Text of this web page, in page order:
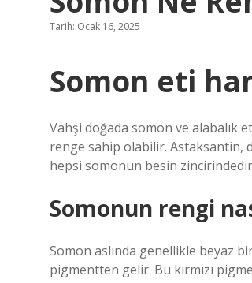
Tarih: Ocak 16, 2025
Somon eti
Vahşi doğada somon ve alabalık
renge sahip olabilir. Astaksantin,
hepsi somonun besin
Somonun rengi
Somon aslında genellikle beyaz
pigmentten gelir. Bu kırmızı